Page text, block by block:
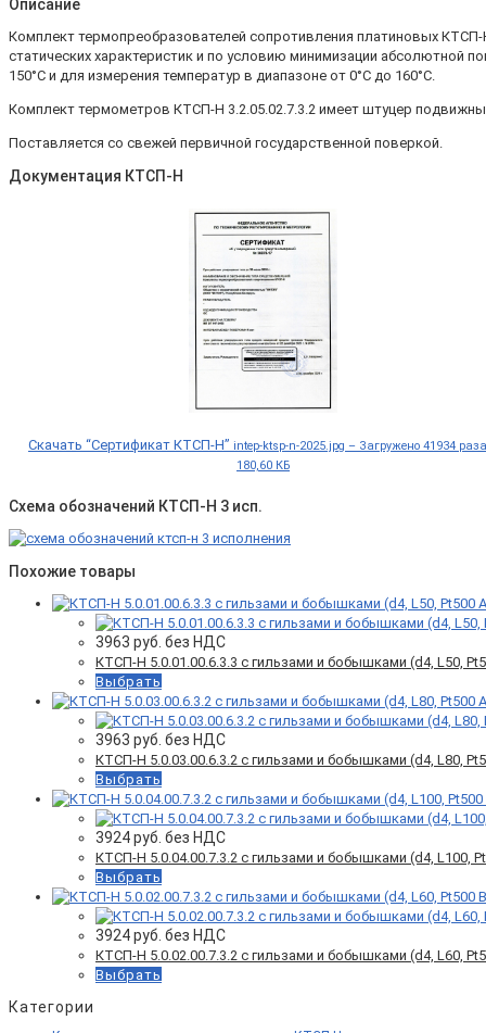
Описание
Комплект термопреобразователей сопротивления платиновых КТСП-
статических характеристик и по условию минимизации абсолютной
150°С и для измерения температур в диапазоне от 0°С до 160°С.
Комплект термометров КТСП-Н 3.2.05.02.7.3.2 имеет штуцер
Поставляется со свежей первичной государственной поверкой.
Документация КТСП-Н
Скачать “Сертификат КТСП-Н” intep-ktsp-n-2025.jpg – Загружено 41934
180,60 КБ
Схема обозначений КТСП-Н 3 исп.
Похожие товары
3963 руб. без НДС
КТСП-Н 5.0.01.00.6.3.3 с гильзами и бобышками (d4, L50,
Выбрать
3963 руб. без НДС
КТСП-Н 5.0.03.00.6.3.2 с гильзами и бобышками (d4, L80,
Выбрать
3924руб. без НДС
КТСП-Н 5.0.04.00.7.3.2 с гильзами и бобышками (d4, L100,
Выбрать
3924руб. без НДС
КТСП-Н 5.0.02.00.7.3.2 с гильзами и бобышками (d4, L60,
Выбрать
Категории